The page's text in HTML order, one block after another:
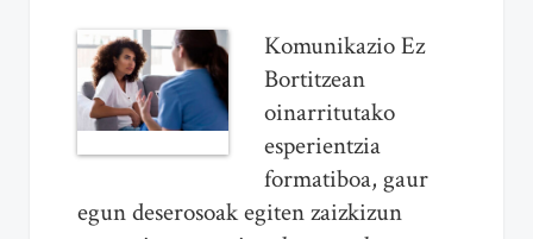
Komunikazio Ez
Bortitzean
oinarritutako
esperientzia
formatiboa, gaur
egun deserosoak egiten zaizkizun